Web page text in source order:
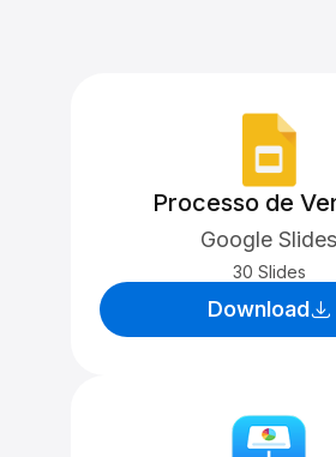
Processo de
Google Slides
30 Slides
Download